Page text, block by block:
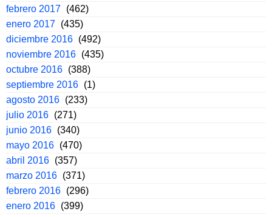
febrero 2017 (462)
enero 2017 (435)
diciembre 2016 (492)
noviembre 2016 (435)
octubre 2016 (388)
septiembre 2016 (1)
agosto 2016 (233)
julio 2016 (271)
junio 2016 (340)
mayo 2016 (470)
abril 2016 (357)
marzo 2016 (371)
febrero 2016 (296)
enero 2016 (399)